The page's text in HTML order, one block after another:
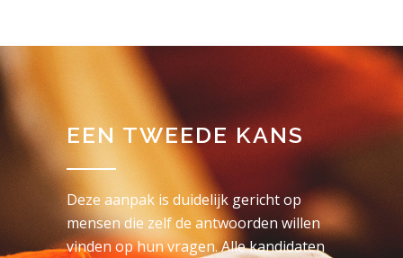
EEN TWEEDE KANS
Deze aanpak is duidelijk gericht op
mensen die zelf de antwoorden willen
vinden op hun vragen. Alle kandidaten